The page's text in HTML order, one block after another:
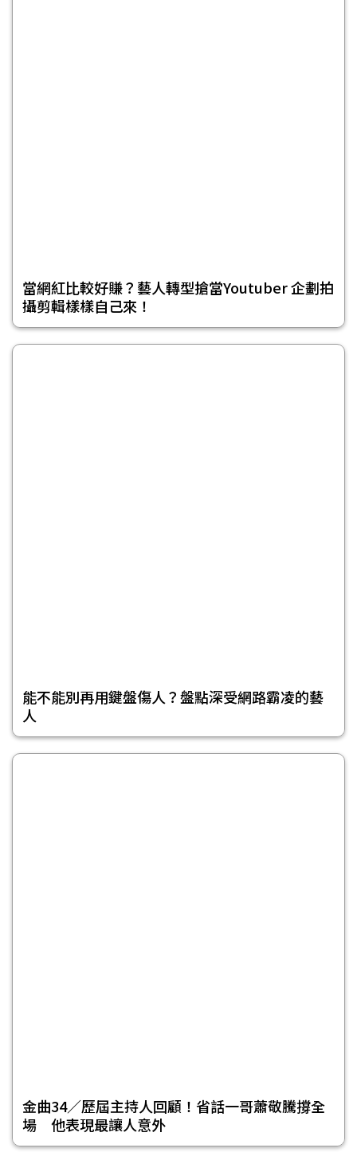
當網紅比較好賺？藝人轉型搶當Youtuber 企劃拍
攝剪輯樣樣自己來！
能不能別再用鍵盤傷人？盤點深受網路霸凌的藝
人
金曲34／歷屆主持人回顧！省話一哥蕭敬騰撐全
場 他表現最讓人意外